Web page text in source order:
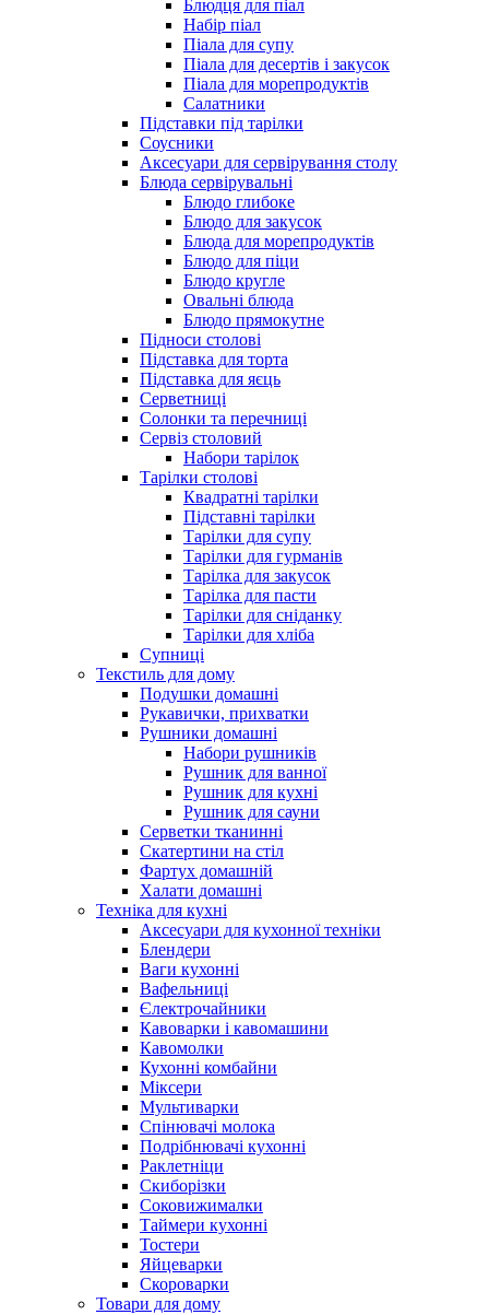
Блюдця для піал
Набір піал
Піала для супу
Піала для десертів і закусок
Піала для морепродуктів
Салатники
Підставки під тарілки
Соусники
Аксесуари для сервірування столу
Блюда сервірувальні
Блюдо глибоке
Блюдо для закусок
Блюда для морепродуктів
Блюдо для піци
Блюдо кругле
Овальні блюда
Блюдо прямокутне
Підноси столові
Підставка для торта
Підставка для яєць
Серветниці
Солонки та перечниці
Сервіз столовий
Набори тарілок
Тарілки столові
Квадратні тарілки
Підставні тарілки
Тарілки для супу
Тарілки для гурманів
Тарілка для закусок
Тарілка для пасти
Тарілки для сніданку
Тарілки для хліба
Супниці
Текстиль для дому
Подушки домашні
Рукавички, прихватки
Рушники домашні
Набори рушників
Рушник для ванної
Рушник для кухні
Рушник для сауни
Серветки тканинні
Скатертини на стіл
Фартух домашній
Халати домашні
Техніка для кухні
Аксесуари для кухонної техніки
Блендери
Ваги кухонні
Вафельниці
Єлектрочайники
Кавоварки і кавомашини
Кавомолки
Кухонні комбайни
Міксери
Мультиварки
Спінювачі молока
Подрібнювачі кухонні
Раклетніци
Скиборізки
Соковижималки
Таймери кухонні
Тостери
Яйцеварки
Скороварки
Товари для дому